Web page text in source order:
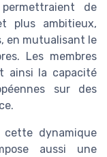
de
plus ambitieux,
en mutualisant le
Les membres
ainsi la capacité
sur des
cette dynamique
aussi une